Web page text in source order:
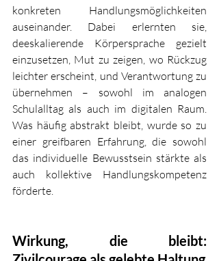
konkreten Handlungsmöglichkeiten
auseinander. Dabei erlernten sie,
deeskalierende Körpersprache gezielt
einzusetzen, Mut zu zeigen, wo Rückzug
leichter erscheint, und Verantwortung zu
übernehmen – sowohl im analogen
Schulalltag als auch im digitalen Raum.
Was häufig abstrakt bleibt, wurde so zu
einer greifbaren Erfahrung, die sowohl
das individuelle Bewusstsein stärkte als
auch kollektive Handlungskompetenz
förderte.
Wirkung, die bleibt: